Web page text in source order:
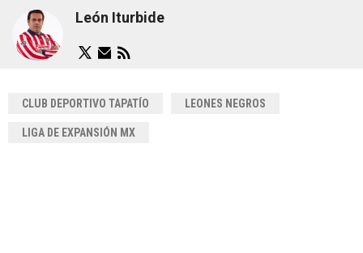
León Iturbide
CLUB DEPORTIVO TAPATÍO LEONES NEGROS
LIGA DE EXPANSIÓN MX